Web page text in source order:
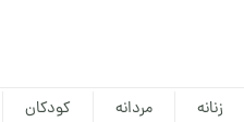
زنانه مردانه کودکان